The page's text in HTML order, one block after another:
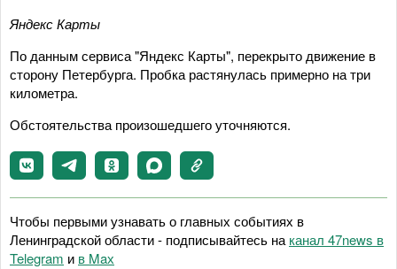
Яндекс Карты
По данным сервиса "Яндекс Карты", перекрыто движение в
сторону Петербурга. Пробка растянулась примерно на три
километра.
Обстоятельства произошедшего уточняются.
Чтобы первыми узнавать о главных событиях в
Ленинградской области - подписывайтесь на канал 47news в
Telegram и в Maх